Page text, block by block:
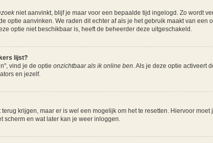
niet aanvinkt, blijf je maar voor een bepaalde tijd ingelogd. Zo wordt
optie aanvinken. We raden dit echter af als je het gebruik maakt van een
optie niet beschikbaar is, heeft de beheerder deze uitgeschakeld.
lijst?
vind je de optie onzichtbaar als ik online ben . Als je deze optie activeert
en jezelf.
krijgen, maar er is wel een mogelijk om het te resetten. Hiervoor
scherm en wat later kan je weer inloggen.